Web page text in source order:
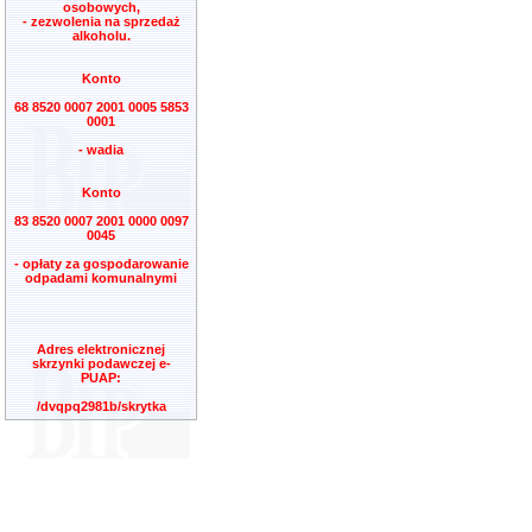
osobowych,
- zezwolenia na sprzedaż
alkoholu.
Konto
68 8520 0007 2001 0005 5853
0001
- wadia
Konto
83 8520 0007 2001 0000 0097
0045
- opłaty za gospodarowanie
odpadami komunalnymi
Adres elektronicznej
skrzynki podawczej e-
PUAP:
/dvqpq2981b/skrytka